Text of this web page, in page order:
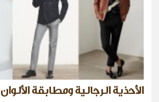
الأحذية الرجالية ومطابقة الألوان